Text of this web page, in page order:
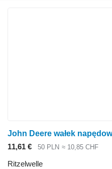
11,61 € 50 PLN ≈ 10,85 CHF
Ritzelwelle